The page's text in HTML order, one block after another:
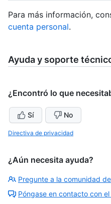
Para más información,
cuenta personal.
Ayuda y soporte
¿Encontró lo que
Sí No
Directiva de privacidad
¿Aún necesita ayuda?
Pregunte a la comunidad
Póngase en contacto con